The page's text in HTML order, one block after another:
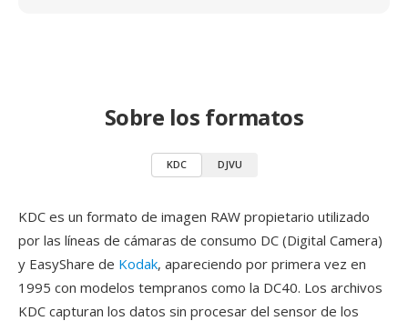
Sobre los formatos
KDC DJVU
KDC es un formato de imagen RAW propietario utilizado
por las líneas de cámaras de consumo DC (Digital Camera)
y EasyShare de Kodak, apareciendo por primera vez en
1995 con modelos tempranos como la DC40. Los archivos
KDC capturan los datos sin procesar del sensor de los